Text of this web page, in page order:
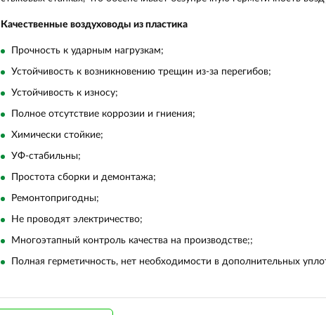
Качественные воздуховоды из пластика
Прочность к ударным нагрузкам;
Устойчивость к возникновению трещин из-за перегибов;
Устойчивость к износу;
Полное отсутствие коррозии и гниения;
Химически стойкие;
УФ-стабильны;
Простота сборки и демонтажа;
Ремонтопригодны;
Не проводят электричество;
Многоэтапный контроль качества на производстве;;
Полная герметичность, нет необходимости в дополнительных